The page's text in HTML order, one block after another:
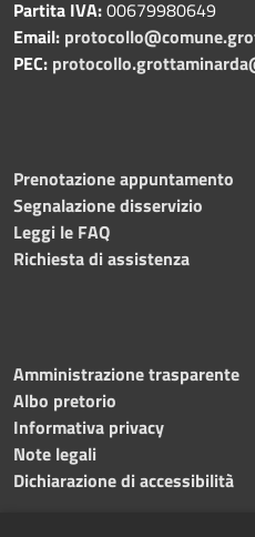
Partita IVA:00679980649
Email:
PEC:
Prenotazione appuntamento
Segnalazione disservizio
Leggi le FAQ
Richiesta di assistenza
Amministrazione trasparente
Albo pretorio
Informativa privacy
Note legali
Dichiarazione di accessibilità